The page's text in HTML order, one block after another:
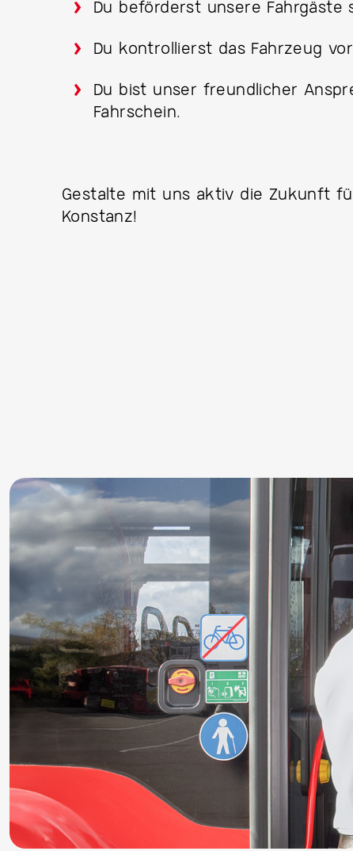
Du beförderst unsere
Du kontrollierst das Fahrzeug
Du bist unser freundlicher
Fahrschein.
Gestalte mit uns aktiv die Zukunft
Konstanz!